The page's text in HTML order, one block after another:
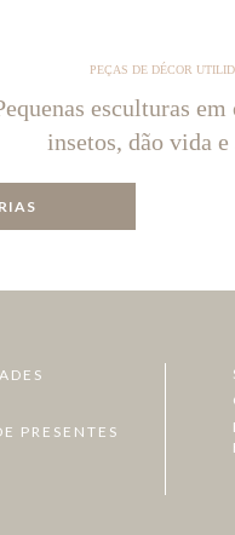
PEÇAS DE DÉCOR
esculturas
insetos, dão vida
PRESENTES